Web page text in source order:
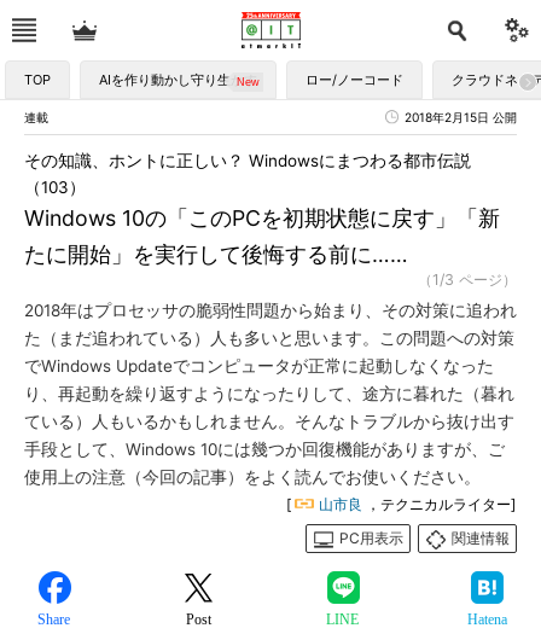
TOP AIを作り動かし守り生かす ロー/ノーコード クラウドネイ
連載 2018年2月15日 公開
Windows 10の「このPCを初期状態に戻す」「新
たに開始」を実行して後悔する前に……
その知識、ホントに正しい？ Windowsにまつわる都市伝説
（103）
（1/3 ページ）
2018年はプロセッサの脆弱性問題から始まり、その対策に追われ
た（まだ追われている）人も多いと思います。この問題への対策
でWindows Updateでコンピュータが正常に起動しなくなった
り、再起動を繰り返すようになったりして、途方に暮れた（暮れ
ている）人もいるかもしれません。そんなトラブルから抜け出す
手段として、Windows 10には幾つか回復機能がありますが、ご
使用上の注意（今回の記事）をよく読んでお使いください。
[ 山市良
，テクニカルライター]
PC用表示
関連情報
Share Post LINE Hatena